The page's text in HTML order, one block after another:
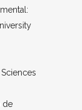
de